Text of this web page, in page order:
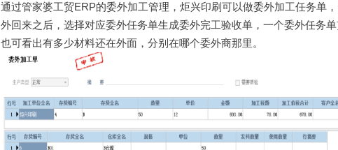
通过管家婆工贸ERP的委外加工管理，炬兴印刷可以做委外加工任务单
外回来之后，选择对应委外任务单生成委外完工验收单，一个委外任务
也可看出有多少材料还在外面，分别在哪个委外商那里。